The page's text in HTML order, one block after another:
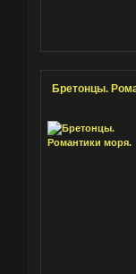
Бретонцы.